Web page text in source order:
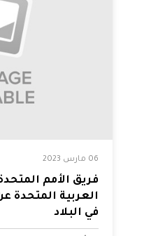
06 مارس 2023
فريق الأمم
العربية المتحدة
في البلاد